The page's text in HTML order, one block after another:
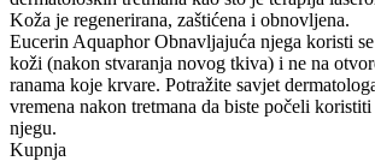
Koža je regenerirana, zaštićena i obnovljena.
Eucerin Aquaphor Obnavljajuća njega koristi
koži (nakon stvaranja novog tkiva) i ne na
ranama koje krvare. Potražite savjet
vremena nakon tretmana da biste počeli
njegu.
Kupnja